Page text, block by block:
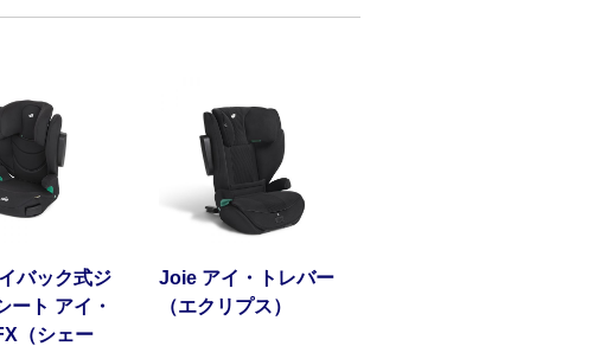
バック式ジ
ート アイ・
（シェー
Joie アイ・トレバー
（エクリプス）